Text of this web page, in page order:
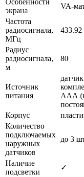
экрана
VA-
Частота
радиосигнала,
МГц
433.92
Радиус
радиосигнала,
м
80
Источник
питания
ААА
Корпус
Количество
подключаемых
наружных
датчиков
до 3
Наличие
подсветки
✓